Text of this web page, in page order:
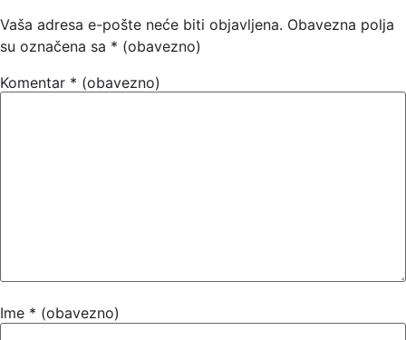
Vaša adresa e-pošte neće biti objavljena. Obavezna polja
su označena sa * (obavezno)
Komentar * (obavezno)
Ime * (obavezno)